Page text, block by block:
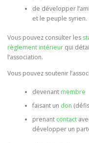
de développer
et le peuple syrien.
Vous pouvez consulter les
règlement intérieur qui
l’association.
Vous pouvez soutenir
devenant membre
faisant un don
prenant contact
développer un